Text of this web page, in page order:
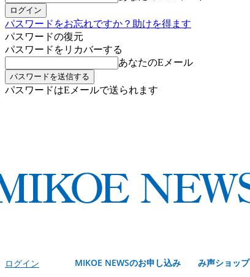
パスワードをお忘れですか？助けを得ます
パスワードの復元
パスワードをリカバーする
あなたのEメール
パスワードはEメールで送られます
ログイン MIKOE NEWSのお申し込み み声ショップ